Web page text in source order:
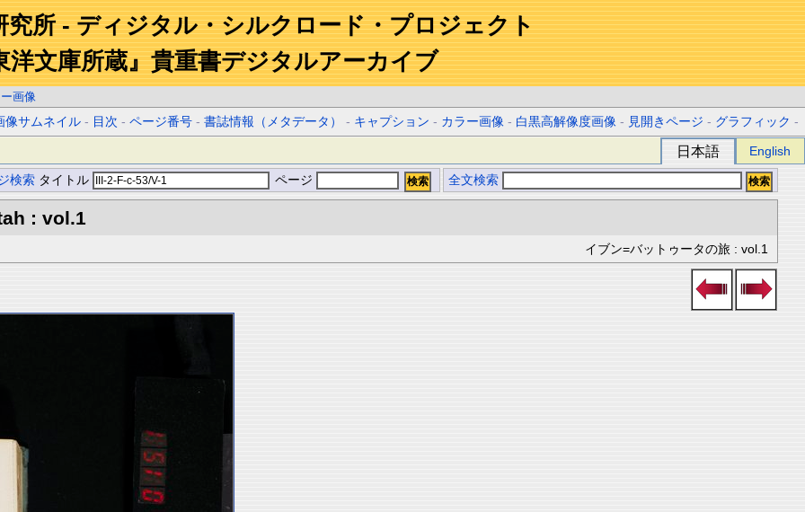
究所 - ディジタル・シルクロード・プロジェクト
洋文庫所蔵』貴重書デジタルアーカイブ
画像
像サムネイル - 目次 -ページ番号 -書誌情報（メタデータ） - キャプション - カラー画像 - 白黒高解像度画像 - 見開きページ - グラフィック -
日本語 English
検索 タイトル ページ 全文検索
: vol.1
イブン=バットゥータの旅 : vol.1